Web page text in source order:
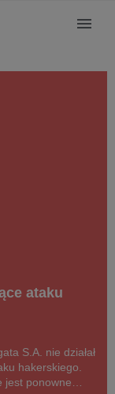
ataku
S.A. nie działał
hakerskiego.
jest ponowne